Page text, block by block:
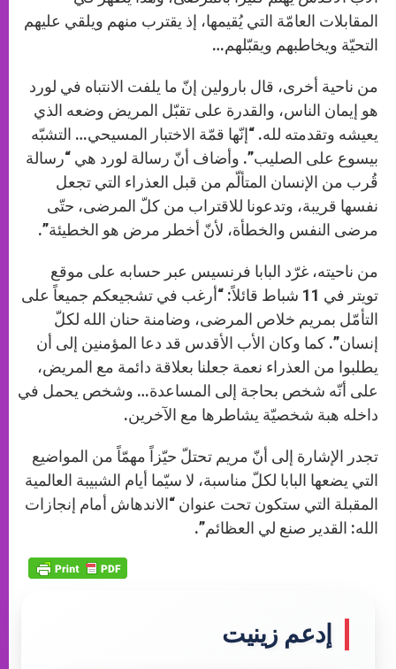
المقابلات العامّة التي يُقيمها، إذ يقترب منهم ويلقي عليهم
التحيّة ويخاطبهم ويقبّلهم…
من ناحية أخرى، قال بارولين إنّ ما يلفت الانتباه في لورد
هو إيمان الناس، والقدرة على تقبّل المريض وضعه الذي
يعيشه وتقدمته لله. “إنّها قمّة الاختبار المسيحي… التشبّه
بيسوع على الصليب”. وأضاف أنّ رسالة لورد هي “رسالة
قُرب من الإنسان المتألّم من قبل العذراء التي تجعل
نفسها قريبة، وتدعونا للاقتراب من كلّ المرضى، حتّى
مرضى النفس والخطأة، لأنّ أخطر مرض هو الخطيئة”.
من ناحيته، غرّد البابا فرنسيس عبر حسابه على موقع
تويتر في 11 شباط قائلاً: “أرغب في تشجيعكم جميعاً على
التأمّل بمريم خلاص المرضى، وضامنة حنان الله لكلّ
إنسان”. كما وكان الأب الأقدس قد دعا المؤمنين إلى أن
يطلبوا من العذراء نعمة جعلنا بعلاقة دائمة مع المريض،
على أنّه شخص بحاجة إلى المساعدة… وشخص يحمل في
داخله هبة شخصيّة يشاطرها مع الآخرين.
تجدر الإشارة إلى أنّ مريم تحتلّ حيّزاً مهمّاً من المواضيع
التي يضعها البابا لكلّ مناسبة، لا سيّما أيام الشبيبة العالمية
المقبلة التي ستكون تحت عنوان “الاندهاش أمام إنجازات
الله: القدير صنع لي العظائم”.
إدعم زينيت